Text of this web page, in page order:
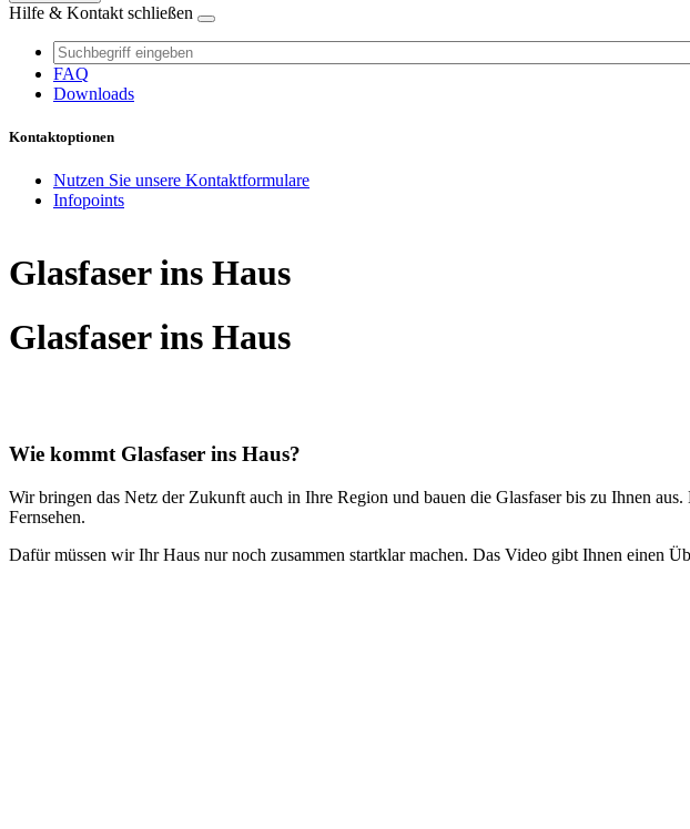
Hilfe & Kontakt schließen
FAQ
Downloads
Kontaktoptionen
Nutzen Sie unsere Kontaktformulare
Infopoints
Glasfaser ins Haus
Glasfaser ins Haus
Wie kommt Glasfaser ins Haus?
Wir bringen das Netz der Zukunft auch in Ihre Region und bauen die Glasfaser bis zu Ihnen
Fernsehen.
Dafür müssen wir Ihr Haus nur noch zusammen startklar machen. Das Video gibt Ihnen einen